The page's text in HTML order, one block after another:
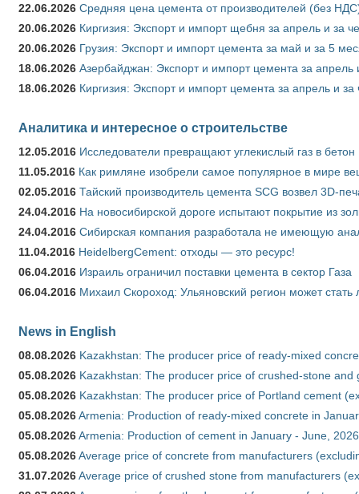
22.06.2026 Средняя цена цемента от производителей (без
20.06.2026 Киргизия: Экспорт и импорт щебня за апрель и за
20.06.2026 Грузия: Экспорт и импорт цемента за май и за 5
18.06.2026 Азербайджан: Экспорт и импорт цемента за
18.06.2026 Киргизия: Экспорт и импорт цемента за апрель и
Аналитика и интересное о строительстве
12.05.2016 Исследователи превращают углекислый газ в бетон
11.05.2016 Как римляне изобрели самое популярное в мире
02.05.2016 Тайский производитель цемента SCG возвел 3D-
24.04.2016 На новосибирской дороге испытают покрытие из
24.04.2016 Сибирская компания разработала не имеющую
11.04.2016 HeidelbergCement: отходы — это ресурс!
06.04.2016 Израиль ограничил поставки цемента в сектор Газа
06.04.2016 Михаил Скороход: Ульяновский регион может
News in English
08.08.2026 Kazakhstan: The producer price of ready-mixed
05.08.2026 Kazakhstan: The producer price of crushed-stone and
05.08.2026 Kazakhstan: The producer price of Portland cement
05.08.2026Armenia: Production of ready-mixed concrete in
05.08.2026Armenia: Production of cement in January - June, 2026
05.08.2026Average price of concrete from manufacturers
31.07.2026Average price of crushed stone from manufacturers